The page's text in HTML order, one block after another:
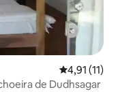
4,91 de uma
4,91 (11)
de Dudhsagar